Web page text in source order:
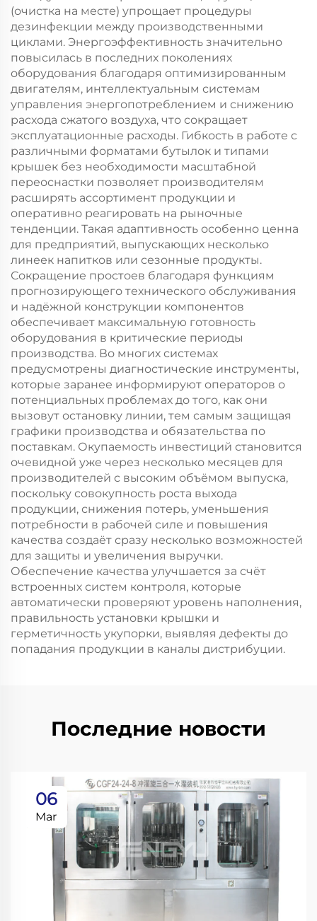
(очистка на месте) упрощает процедуры
дезинфекции между производственными
циклами. Энергоэффективность значительно
повысилась в последних поколениях
оборудования благодаря оптимизированным
двигателям, интеллектуальным системам
управления энергопотреблением и снижению
расхода сжатого воздуха, что сокращает
эксплуатационные расходы. Гибкость в работе с
различными форматами бутылок и типами
крышек без необходимости масштабной
переоснастки позволяет производителям
расширять ассортимент продукции и
оперативно реагировать на рыночные
тенденции. Такая адаптивность особенно ценна
для предприятий, выпускающих несколько
линеек напитков или сезонные продукты.
Сокращение простоев благодаря функциям
прогнозирующего технического обслуживания
и надёжной конструкции компонентов
обеспечивает максимальную готовность
оборудования в критические периоды
производства. Во многих системах
предусмотрены диагностические инструменты,
которые заранее информируют операторов о
потенциальных проблемах до того, как они
вызовут остановку линии, тем самым защищая
графики производства и обязательства по
поставкам. Окупаемость инвестиций становится
очевидной уже через несколько месяцев для
производителей с высоким объёмом выпуска,
поскольку совокупность роста выхода
продукции, снижения потерь, уменьшения
потребности в рабочей силе и повышения
качества создаёт сразу несколько возможностей
для защиты и увеличения выручки.
Обеспечение качества улучшается за счёт
встроенных систем контроля, которые
автоматически проверяют уровень наполнения,
правильность установки крышки и
герметичность укупорки, выявляя дефекты до
попадания продукции в каналы дистрибуции.
Последние новости
06
Mar